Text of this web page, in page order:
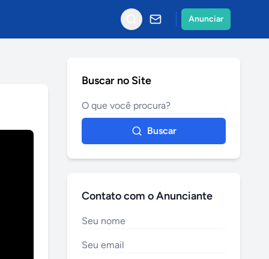
Anunciar
Buscar no Site
Buscar
Contato com o Anunciante